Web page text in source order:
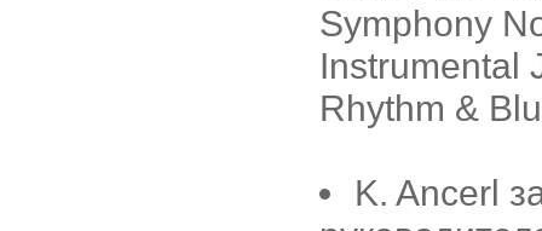
Symphony
Instrumental
Rhythm &
K. Ancerl